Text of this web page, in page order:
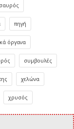
πηγή
όργανα
συμβουλές
χελώνα
χρυσός